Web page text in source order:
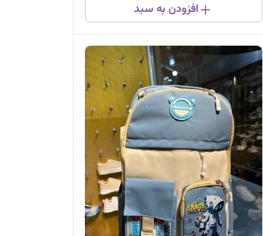
افزودن به سبد